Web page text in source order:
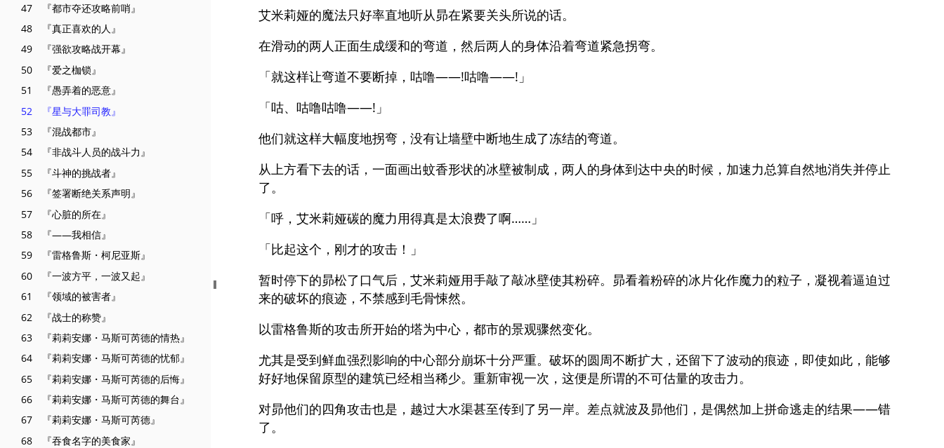
47 『都市夺还攻略前哨』
48 『真正喜欢的人』
49 『强欲攻略战开幕』
50 『爱之枷锁』
51 『愚弄着的恶意』
52 『星与大罪司教』
53 『混战都市』
54 『非战斗人员的战斗力』
55 『斗神的挑战者』
56 『签署断绝关系声明』
57 『心脏的所在』
58 『——我相信』
59 『雷格鲁斯・柯尼亚斯』
60 『一波方平，一波又起』
61 『领域的被害者』
62 『战士的称赞』
63 『莉莉安娜・马斯可芮德的情热』
64 『莉莉安娜・马斯可芮德的忧郁』
65 『莉莉安娜・马斯可芮德的后悔』
66 『莉莉安娜・马斯可芮德的舞台』
67 『莉莉安娜・马斯可芮德』
68 『吞食名字的美食家』
艾米莉娅的魔法只好率直地听从昴在紧要关头所说的话。
在滑动的两人正面生成缓和的弯道，然后两人的身体沿着弯道紧急拐弯。
「就这样让弯道不要断掉，咕噜——!咕噜——!」
「咕、咕噜咕噜——!」
他们就这样大幅度地拐弯，没有让墙壁中断地生成了冻结的弯道。
从上方看下去的话，一面画出蚊香形状的冰壁被制成，两人的身体到达中央的时候，加速力总算自然地消失并停止
了。
「呼，艾米莉娅碳的魔力用得真是太浪费了啊……」
「比起这个，刚才的攻击！」
暂时停下的昴松了口气后，艾米莉娅用手敲了敲冰壁使其粉碎。昴看着粉碎的冰片化作魔力的粒子，凝视着逼迫过
来的破坏的痕迹，不禁感到毛骨悚然。
以雷格鲁斯的攻击所开始的塔为中心，都市的景观骤然变化。
尤其是受到鲜血强烈影响的中心部分崩坏十分严重。破坏的圆周不断扩大，还留下了波动的痕迹，即使如此，能够
好好地保留原型的建筑已经相当稀少。重新审视一次，这便是所谓的不可估量的攻击力。
对昴他们的四角攻击也是，越过大水渠甚至传到了另一岸。差点就波及昴他们，是偶然加上拼命逃走的结果——错
了。